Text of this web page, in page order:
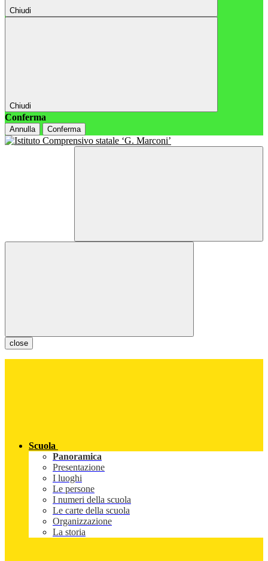
Chiudi
Chiudi
Conferma
Annulla Conferma
close
Scuola
Panoramica
Presentazione
I luoghi
Le persone
I numeri della scuola
Le carte della scuola
Organizzazione
La storia